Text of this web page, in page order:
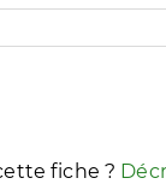
besoins
fiche ?